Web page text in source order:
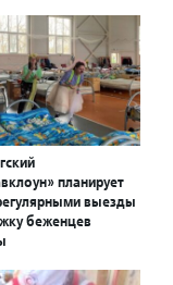
планирует
выезды
беженцев